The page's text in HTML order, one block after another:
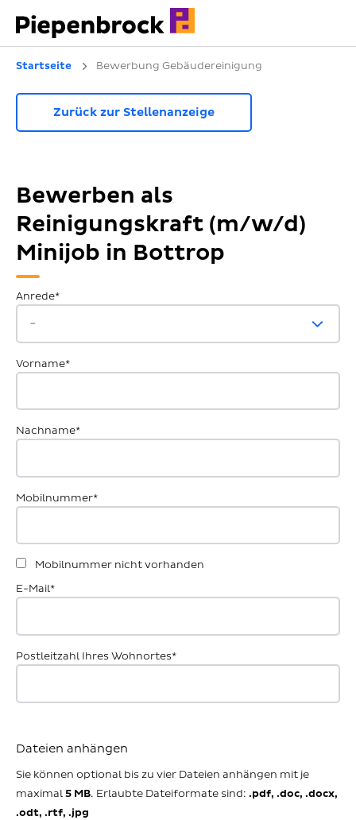
Startseite Bewerbung Gebäudereinigung
Zurück zur Stellenanzeige
Bewerben als
Reinigungskraft (m/w/d)
Minijob in Bottrop
Anrede*
Vorname*
Nachname*
Mobilnummer*
Mobilnummer nicht vorhanden
E-Mail*
Postleitzahl Ihres Wohnortes*
Dateien anhängen
Sie können optional bis zu vier Dateien anhängen mit je
maximal5 MB. Erlaubte Dateiformate sind: .pdf, .doc, .docx,
.odt, .rtf, .jpg